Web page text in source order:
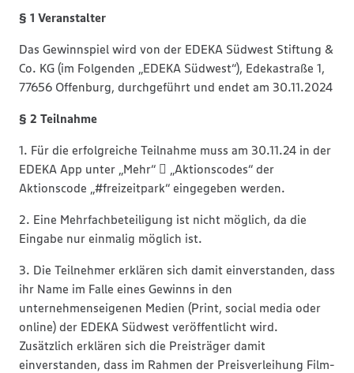
§ 1 Veranstalter
Das Gewinnspiel wird von der EDEKA Südwest Stiftung &
Co. KG (im Folgenden „EDEKA Südwest“), Edekastraße 1,
77656 Offenburg, durchgeführt und endet am 30.11.2024
§ 2 Teilnahme
1. Für die erfolgreiche Teilnahme muss am 30.11.24 in der
EDEKA App unter „Mehr“  „Aktionscodes“ der
Aktionscode „#freizeitpark“ eingegeben werden.
2. Eine Mehrfachbeteiligung ist nicht möglich, da die
Eingabe nur einmalig möglich ist.
3. Die Teilnehmer erklären sich damit einverstanden, dass
ihr Name im Falle eines Gewinns in den
unternehmenseigenen Medien (Print, social media oder
online) der EDEKA Südwest veröffentlicht wird.
Zusätzlich erklären sich die Preisträger damit
einverstanden, dass im Rahmen der Preisverleihung Film-